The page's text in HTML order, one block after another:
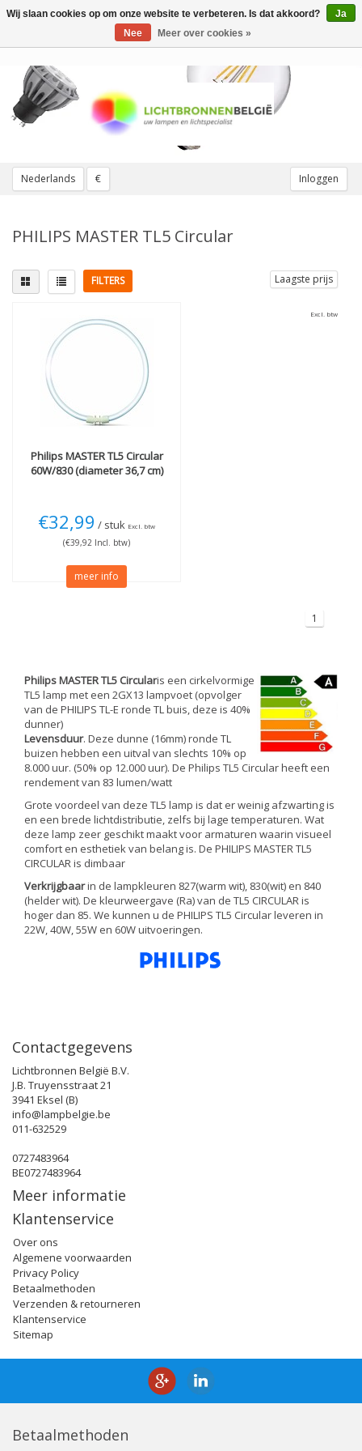
Nederlands € Inloggen
Toggle
PHILIPS MASTER TL5 Circular
FILTERS Laagste prijs
Lampvoet
2GX13
Meer
Dimbaar
PhilipsMASTER TL5 Circular
60W/830 (diameter 36,7 cm)
€32,99 / stuk Excl. btw
(€39,92 Incl. btw)
meer info
Excl. btw
1
Philips MASTER TL5 Circularis een cirkelvormige
TL5 lamp met een 2GX13 lampvoet (opvolger
van de PHILIPS TL-E ronde TL buis, deze is 40%
dunner)
Levensduur. Deze dunne (16mm) ronde TL
buizen hebben een uitval van slechts 10% op
8.000 uur. (50% op 12.000 uur). De Philips TL5 Circular heeft een
rendement van 83 lumen/watt
Grote voordeel van deze TL5 lamp is dat er weinig afzwarting is
en een brede lichtdistributie, zelfs bij lage temperaturen. Wat
deze lamp zeer geschikt maakt voor armaturen waarin visueel
comfort en esthetiek van belang is. De PHILIPS MASTER TL5
CIRCULAR is dimbaar
Verkrijgbaarin de lampkleuren 827(warm wit), 830(wit) en 840
(helder wit). De kleurweergave (Ra) van de TL5 CIRCULAR is
hoger dan 85. We kunnen u de PHILIPS TL5 Circular leveren in
22W, 40W, 55W en 60W uitvoeringen.
Contactgegevens
Lichtbronnen België B.V.
J.B. Truyensstraat 21
3941 Eksel (B)
info@lampbelgie.be
011-632529
0727483964
BE0727483964
Meer informatie
Klantenservice
Over ons
Algemene voorwaarden
Privacy Policy
Betaalmethoden
Verzenden & retourneren
Klantenservice
Sitemap
Betaalmethoden
Wij slaan cookies op om onze website te verbeteren. Is dat akkoord?
Ja
Nee
Meer over cookies »